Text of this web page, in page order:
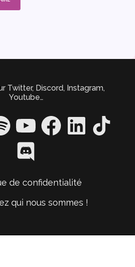
Twitter, Discord, Instagram,
Youtube…
YouTube FacebookLinkedIn TikTok
Discord
de confidentialité
qui nous sommes !